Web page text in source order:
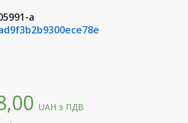
a
UAH з ПДВ